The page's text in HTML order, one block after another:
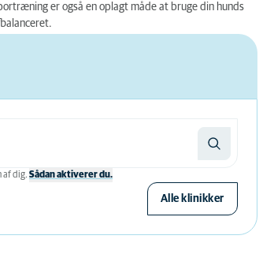
er også en oplagt måde at bruge din hunds
af ​​dig. Sådan aktiverer du.
Alle klinikker